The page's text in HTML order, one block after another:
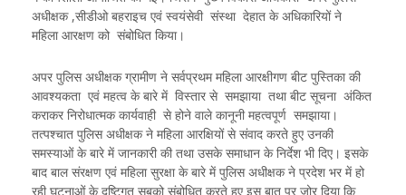
अधीक्षक ,सीडीओ बहराइच एवं स्वयंसेवी संस्था देहात के अधिकारियों ने
महिला आरक्षण को संबोधित किया।
अपर पुलिस अधीक्षक ग्रामीण ने सर्वप्रथम महिला आरक्षीगण बीट पुस्तिका की
आवश्यकता एवं महत्व के बारे में विस्तार से समझाया तथा बीट सूचना अंकित
कराकर निरोधात्मक कार्यवाही से होने वाले कानूनी महत्वपूर्ण समझाया।
तत्पश्चात पुलिस अधीक्षक ने महिला आरक्षियों से संवाद करते हुए उनकी
समस्याओं के बारे में जानकारी की तथा उसके समाधान के निर्देश भी दिए। इसके
बाद बाल संरक्षण एवं महिला सुरक्षा के बारे में पुलिस अधीक्षक ने प्रदेश भर में हो
रही घटनाओं के दृष्टिगत सबको संबोधित करते हुए इस बात पर जोर दिया कि